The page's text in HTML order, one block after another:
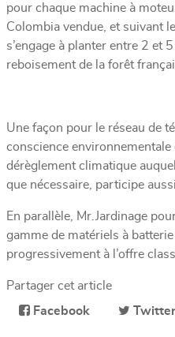
pour chaque machine à
Colombia vendue, et suivant
s’engage à planter entre 2 et
reboisement de la forêt
Une façon pour le réseau de
conscience
dérèglement climatique
que nécessaire, participe aussi
En parallèle, Mr.Jardinage
gamme de matériels à
progressivement à l’offre
Partager cet article
Facebook
Twitter